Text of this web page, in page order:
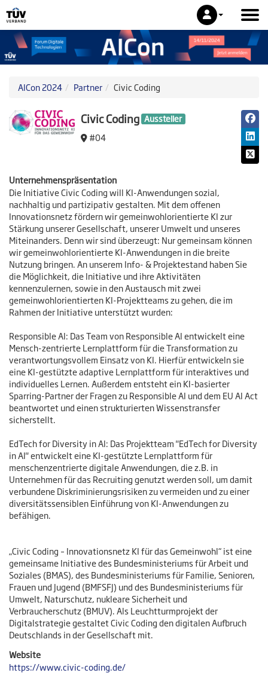
AICon 2024 Partner Civic Coding
Civic Coding Aussteller
#04
Unternehmenspräsentation
Die Initiative Civic Coding will KI-Anwendungen sozial,
nachhaltig und partizipativ gestalten. Mit dem offenen
Innovationsnetz fördern wir gemeinwohlorientierte KI zur
Stärkung unserer Gesellschaft, unserer Umwelt und unseres
Miteinanders. Denn wir sind überzeugt: Nur gemeinsam können
wir gemeinwohlorientierte KI-Anwendungen in die breite
Nutzung bringen. An unserem Info- & Projektestand haben Sie
die Möglichkeit, die Initiative und ihre Aktivitäten
kennenzulernen, sowie in den Austausch mit zwei
gemeinwohlorientierten KI-Projektteams zu gehen, die im
Rahmen der Initiative unterstützt wurden:
Responsible AI: Das Team von Responsible AI entwickelt eine
Mensch-zentrierte Lernplattform für die Transformation zu
verantwortungsvollem Einsatz von KI. Hierfür entwickeln sie
eine KI-gestützte adaptive Lernplattform für interaktives und
individuelles Lernen. Außerdem entsteht ein KI-basierter
Sparring-Partner der Fragen zu Responsible AI und dem EU AI Act
beantwortet und einen strukturierten Wissenstransfer
sicherstellt.
EdTech for Diversity in AI: Das Projektteam "EdTech for Diversity
in AI" entwickelt eine KI-gestützte Lernplattform für
menschenzentrierte digitale Anwendungen, die z.B. in
Unternehmen für das Recruiting genutzt werden soll, um damit
verbundene Diskriminierungsrisiken zu vermeiden und zu einer
diversitätssensiblen Einführung von KI-Anwendungen zu
befähigen.
„Civic Coding – Innovationsnetz KI für das Gemeinwohl“ ist eine
gemeinsame Initiative des Bundesministeriums für Arbeit und
Soziales (BMAS), des Bundesministeriums für Familie, Senioren,
Frauen und Jugend (BMFSFJ) und des Bundesministeriums für
Umwelt, Naturschutz, nukleare Sicherheit und
Verbraucherschutz (BMUV). Als Leuchtturmprojekt der
Digitalstrategie gestaltet Civic Coding den digitalen Aufbruch
Deutschlands in der Gesellschaft mit.
Website
https://www.civic-coding.de/